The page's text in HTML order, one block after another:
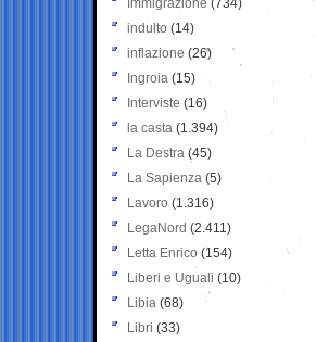
Immigrazione (734)
indulto (14)
inflazione (26)
Ingroia (15)
Interviste (16)
la casta (1.394)
La Destra (45)
La Sapienza (5)
Lavoro (1.316)
LegaNord (2.411)
Letta Enrico (154)
Liberi e Uguali (10)
Libia (68)
Libri (33)